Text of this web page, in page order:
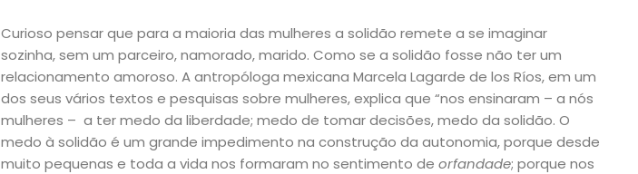
Curioso pensar que para a maioria das mulheres a solidão remete a se imaginar
sozinha, sem um parceiro, namorado, marido. Como se a solidão fosse não ter um
relacionamento amoroso. A antropóloga mexicana Marcela Lagarde de los Ríos, em um
dos seus vários textos e pesquisas sobre mulheres, explica que “nos ensinaram – a nós
mulheres – a ter medo da liberdade; medo de tomar decisões, medo da solidão. O
medo à solidão é um grande impedimento na construção da autonomia, porque desde
muito pequenas e toda a vida nos formaram no sentimento de orfandade; porque nos